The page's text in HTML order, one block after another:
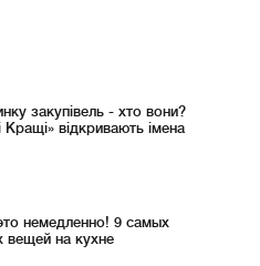
закупівель - хто вони?
відкривають імена
немедленно! 9 самых
вещей на кухне